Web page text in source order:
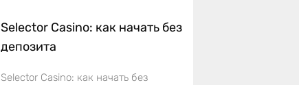
Selector Casino: как начать без
депозита
Selector Casino: как начать без